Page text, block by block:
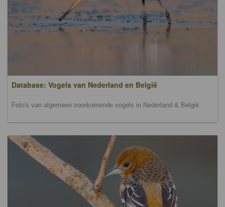
Database: Vogels van Nederland en België
Foto's van algemeen voorkomende vogels in Nederland & België